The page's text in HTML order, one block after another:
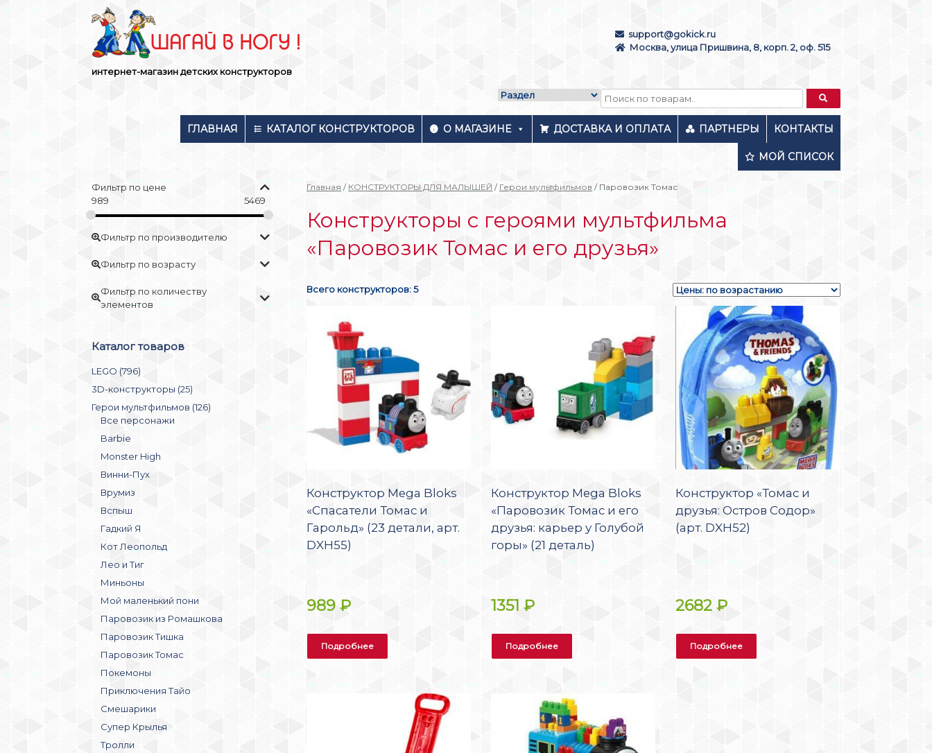
интернет-магазин детских конструкторов
support@gokick.ru
Москва, улица Пришвина, 8, корп. 2, оф. 515
ГЛАВНАЯ КАТАЛОГ КОНСТРУКТОРОВ О МАГАЗИНЕ ДОСТАВКА И ОПЛАТА ПАРТНЕРЫ КОНТАКТЫ
МОЙ СПИСОК
Главная / КОНСТРУКТОРЫ ДЛЯ МАЛЫШЕЙ / Герои мультфильмов / Паровозик Томас
Конструкторы с героями мультфильма
«Паровозик Томас и его друзья»
Всего конструкторов: 5
Конструктор Mega Bloks
«Спасатели Томас и
Гарольд» (23 детали, арт.
DXH55)
989₽
Подробнее
Конструктор Mega Bloks
«Паровозик Томас и его
друзья: карьер у Голубой
горы» (21 деталь)
1351₽
Подробнее
Конструктор «Томас и
друзья: Остров Содор»
(арт. DXH52)
2682₽
Подробнее
Фильтр по цене
989
5469
Фильтр по производителю
Фильтр по возрасту
Фильтр по количеству
элементов
Каталог товаров
LEGO (796)
3D-конструкторы (25)
Герои мультфильмов (126)
Все персонажи
Barbie
Monster High
Винни-Пух
Врумиз
Вспыш
Гадкий Я
Кот Леопольд
Лео и Тиг
Миньоны
Мой маленький пони
Паровозик из Ромашкова
Паровозик Тишка
Паровозик Томас
Покемоны
Приключения Тайо
Смешарики
Супер Крылья
Тролли